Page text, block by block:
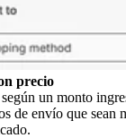
precio
un monto
de envío que sean